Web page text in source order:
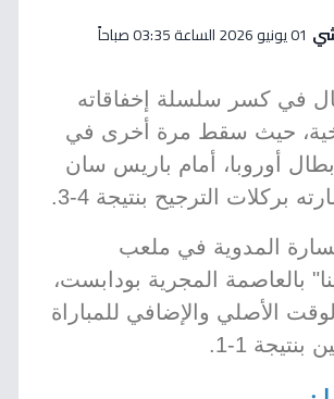
01 يونيو 2026 الساعة 03:35 صباحاً
في كسر سلسلة إخفاقاته
حيث سقط مرة أخرى في
أوروبا، أمام باريس سان
بركلات الترجيح بنتيجة 4-3.
المدوية في ملعب
بالعاصمة المجرية بودابست،
الأصلي والإضافي للمباراة
1-1.